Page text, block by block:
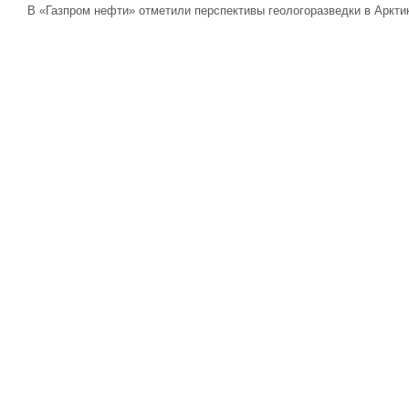
В «Газпром нефти» отметили перспективы геологоразведки в